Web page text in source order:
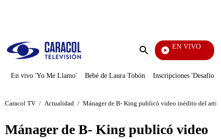
Enviar
EN VIVO
En vivo 'Yo Me Llamo' Bebé de Laura Tobón Inscripciones 'Desafío'
Caracol TV / Actualidad / Mánager de B- King publicó video inédito del
Mánager de B- King publicó video